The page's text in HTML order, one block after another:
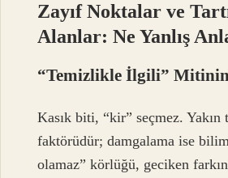
Zayıf Noktalar ve
Alanlar: Ne Yanlış
“Temizlikle İlgili”
Kasık biti, “kir” seçmez. Yakın
faktörüdür; damgalama ise
olamaz” körlüğü, geciken